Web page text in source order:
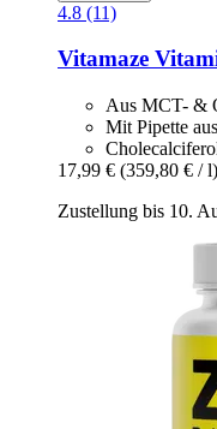
4.8 (11)
Vitamaze
Aus MCT- &
Mit Pipette
17,99 € (359,80 € / l)
Zustellung bis 10.